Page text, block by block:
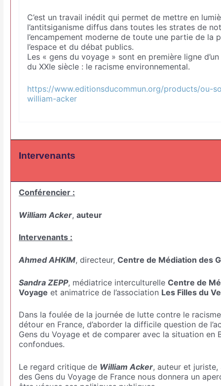
C’est un travail inédit qui permet de mettre en
l’antitsiganisme diffus dans toutes les strates de
l’encampement moderne de toute une partie de la
l’espace et du débat publics.
Les « gens du voyage » sont en première ligne
du XXIe siècle : le racisme environnemental.
https://www.editionsducommun.org/products/ou-
william-acker
Intervenants
Conférencier :
William Acker,auteur
Intervenants :
Ahmed AHKIM, directeur,Centre de Médiation des
Sandra ZEPP, médiatrice interculturelleCentre de
Voyage et animatrice de l’association Les Filles du
Dans la foulée de la journée de lutte contre le
détour en France, d’aborder la difficile question de
Gens du Voyage et de comparer avec la situation en
confondues.
Le regard critique de William Acker, auteur et
des Gens du Voyage de France nous donnera un